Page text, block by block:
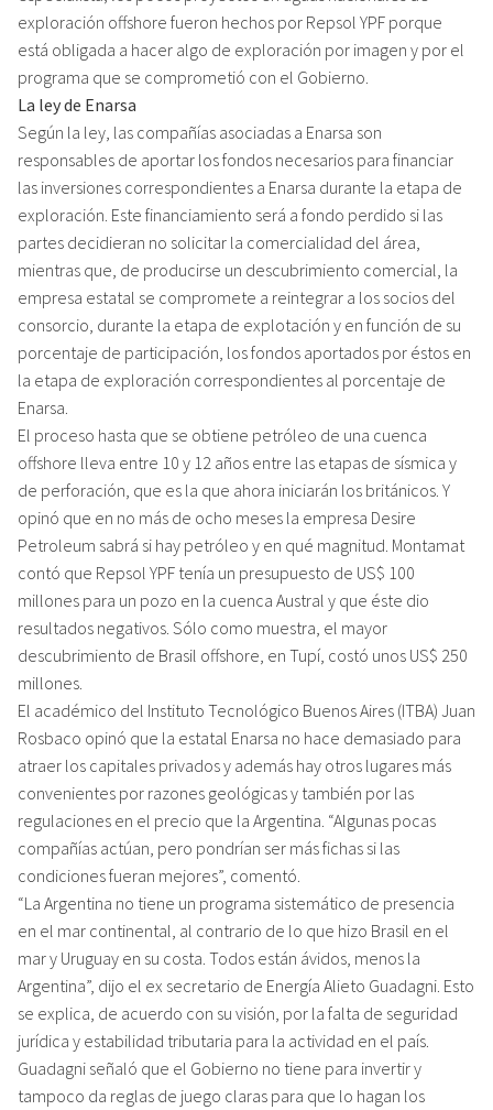
exploración offshore fueron hechos por Repsol YPF porque
está obligada a hacer algo de exploración por imagen y por el
programa que se comprometió con el Gobierno.
La ley de Enarsa
Según la ley, las compañías asociadas a Enarsa son
responsables de aportar los fondos necesarios para financiar
las inversiones correspondientes a Enarsa durante la etapa de
exploración. Este financiamiento será a fondo perdido si las
partes decidieran no solicitar la comercialidad del área,
mientras que, de producirse un descubrimiento comercial, la
empresa estatal se compromete a reintegrar a los socios del
consorcio, durante la etapa de explotación y en función de su
porcentaje de participación, los fondos aportados por éstos en
la etapa de exploración correspondientes al porcentaje de
Enarsa.
El proceso hasta que se obtiene petróleo de una cuenca
offshore lleva entre 10 y 12 años entre las etapas de sísmica y
de perforación, que es la que ahora iniciarán los británicos. Y
opinó que en no más de ocho meses la empresa Desire
Petroleum sabrá si hay petróleo y en qué magnitud. Montamat
contó que Repsol YPF tenía un presupuesto de US$ 100
millones para un pozo en la cuenca Austral y que éste dio
resultados negativos. Sólo como muestra, el mayor
descubrimiento de Brasil offshore, en Tupí, costó unos US$ 250
millones.
El académico del Instituto Tecnológico Buenos Aires (ITBA) Juan
Rosbaco opinó que la estatal Enarsa no hace demasiado para
atraer los capitales privados y además hay otros lugares más
convenientes por razones geológicas y también por las
regulaciones en el precio que la Argentina. “Algunas pocas
compañías actúan, pero pondrían ser más fichas si las
condiciones fueran mejores”, comentó.
“La Argentina no tiene un programa sistemático de presencia
en el mar continental, al contrario de lo que hizo Brasil en el
mar y Uruguay en su costa. Todos están ávidos, menos la
Argentina”, dijo el ex secretario de Energía Alieto Guadagni. Esto
se explica, de acuerdo con su visión, por la falta de seguridad
jurídica y estabilidad tributaria para la actividad en el país.
Guadagni señaló que el Gobierno no tiene para invertir y
tampoco da reglas de juego claras para que lo hagan los